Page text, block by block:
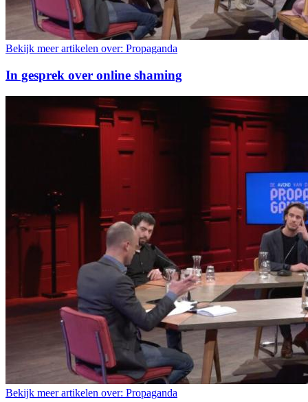
Bekijk meer artikelen over: Propaganda
In gesprek over online shaming
Bekijk meer artikelen over: Propaganda